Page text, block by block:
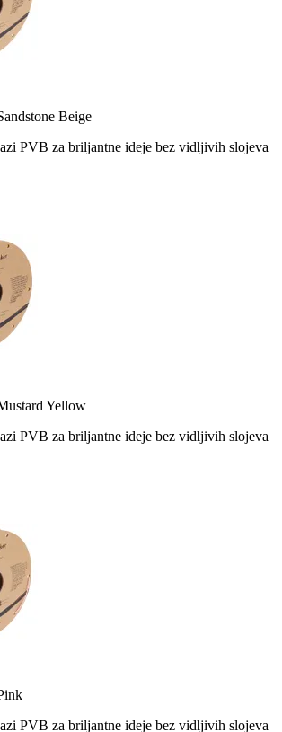
Beige
PVB za briljantne ideje bez vidljivih slojeva
Yellow
PVB za briljantne ideje bez vidljivih slojeva
PVB za briljantne ideje bez vidljivih slojeva